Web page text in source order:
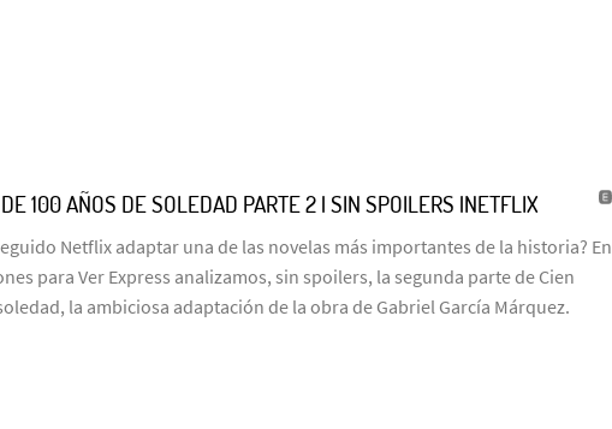
100 AÑOS DE SOLEDAD PARTE 2 | SIN SPOILERS |NETFLIX
Netflix adaptar una de las novelas más importantes de la historia? En
para Ver Express analizamos, sin spoilers, la segunda parte de Cien
la ambiciosa adaptación de la obra de Gabriel García Márquez.